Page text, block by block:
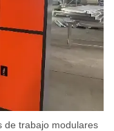
de trabajo modulares